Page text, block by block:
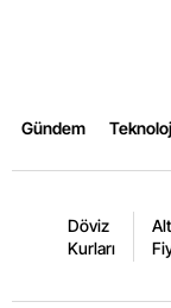
Gündem
Döviz
Kurları